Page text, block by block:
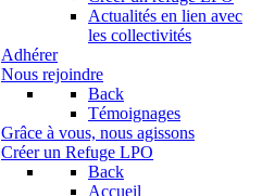
Actualités en lien avec
les collectivités
Adhérer
Nous rejoindre
Back
Témoignages
Grâce à vous, nous agissons
Créer un Refuge LPO
Back
Accueil